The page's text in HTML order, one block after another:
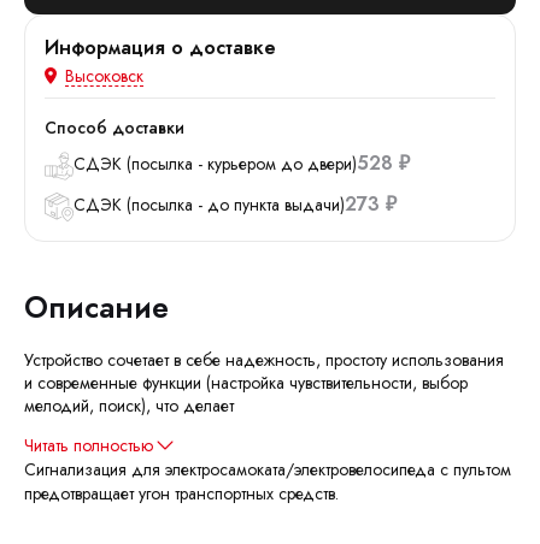
Информация о доставке
Высоковск
Способ доставки
СДЭК (посылка - курьером до двери)528 ₽
СДЭК (посылка - до пункта выдачи)273 ₽
Описание
Устройство сочетает в себе надежность, простоту использования
и современные функции (настройка чувствительности, выбор
мелодий, поиск), что делает
Читать полностью
Сигнализация для электросамоката/электровелосипеда с пультом
предотвращает угон транспортных средств.